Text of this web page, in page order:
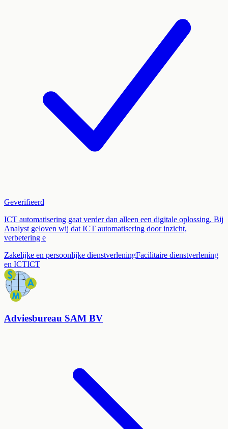
Geverifieerd
ICT automatisering gaat verder dan alleen een digitale oplossing. Bij
Analyst geloven wij dat ICT automatisering door inzicht,
verbetering e
Zakelijke en persoonlijke dienstverleningFacilitaire dienstverlening
en ICTICT
Adviesbureau SAM BV